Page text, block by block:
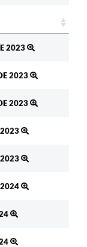
2023
2023
2023
2023
2023
2024